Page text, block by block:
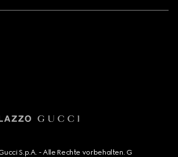
S.p.A. - Alle Rechte vorbehalten. G